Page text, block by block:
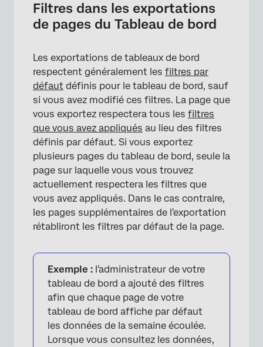
Filtres dans les exportations
de pages du Tableau de bord
Les exportations de tableaux de bord
respectent généralement les filtres par
défaut définis pour le tableau de bord, sauf
si vous avez modifié ces filtres. La page que
vous exportez respectera tous les filtres
que vous avez appliqués au lieu des filtres
définis par défaut. Si vous exportez
plusieurs pages du tableau de bord, seule la
page sur laquelle vous vous trouvez
actuellement respectera les filtres que
vous avez appliqués. Dans le cas contraire,
les pages supplémentaires de l'exportation
rétabliront les filtres par défaut de la page.
Exemple : l'administrateur de votre
tableau de bord a ajouté des filtres
afin que chaque page de votre
tableau de bord affiche par défaut
les données de la semaine écoulée.
Lorsque vous consultez les données,